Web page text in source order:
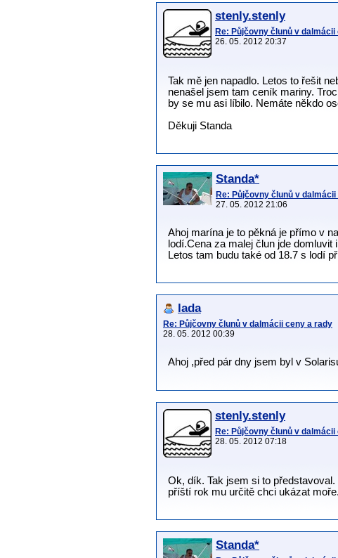
stenly.stenly
Re: Půjčovny člunů v
26. 05. 2012 20:37
Tak mě jen napadlo. Letos to řešit
nenašel jsem tam ceník mariny.
by se mu asi líbilo. Nemáte někdo
Děkuji Standa
Standa*
Re: Půjčovny člunů v
27. 05. 2012 21:06
Ahoj marína je to pěkná je přímo v
lodí.Cena za malej člun jde domluvit
Letos tam budu také od 18.7 s lodí
lada
Re: Půjčovny člunů v dalmácii ceny a rady
28. 05. 2012 00:39
Ahoj ,před pár dny jsem byl v
stenly.stenly
Re: Půjčovny člunů v
28. 05. 2012 07:18
Ok, dík. Tak jsem si to
příští rok mu určitě chci ukázat moře.
Standa*